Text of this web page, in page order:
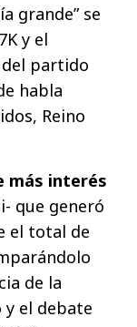
grande” se
y el
partido
habla
Reino
más interés
que generó
el total de
de la
el debate